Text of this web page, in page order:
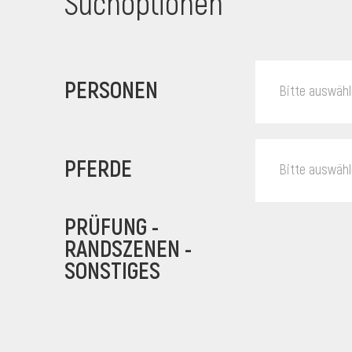
PERSONEN Bitte
PFERDE Bitte
PRÜFUNG -
RANDSZENEN -
SONSTIGES